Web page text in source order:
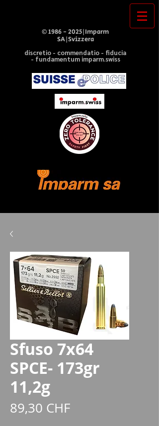
©1986 - 2025|Imparm
SA|Svizzera
discretio - commendatio - fiducia
- fundamentum imparm.swiss
Sfuso 7x64
SPCE- 173gr
11,2g
89,30 CHFPrezzo